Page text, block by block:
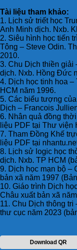
Tài liệu tham khảo:
1. Lịch sử triết học
Anh Minh dịch. Nxb.
2. Siêu hình học tiến
Tông – Steve Odin.
2010.
3. Chu Dịch thiền giải
dịch. Nxb. Hồng Đức
4. Dịch học tinh hoa
HCM năm 1996.
5. Các biểu tượng
Dịch – Francois
6. Nhân quả đồng
liệu PDF tại Thư viện
7. Tham Đồng Khế
liệu PDF tại
8. Lịch sử logic học
dịch. Nxb. TP HCM
9. Dịch học mạn bộ –
bản xã năm 1997
10. Giáo trình Dịch
Châu xuất bản xã
11. Chu Dịch thông
thư cục năm 2023
Download QR